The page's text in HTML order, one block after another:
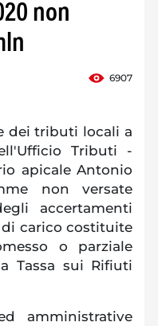
non
6907
dei tributi locali a
Tributi -
apicale Antonio
non versate
accertamenti
carico costituite
o parziale
Tassa sui Rifiuti
amministrative